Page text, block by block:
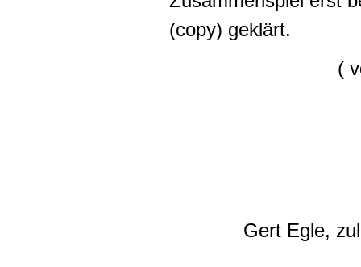
(copy) geklärt.
(
Gert Egle,